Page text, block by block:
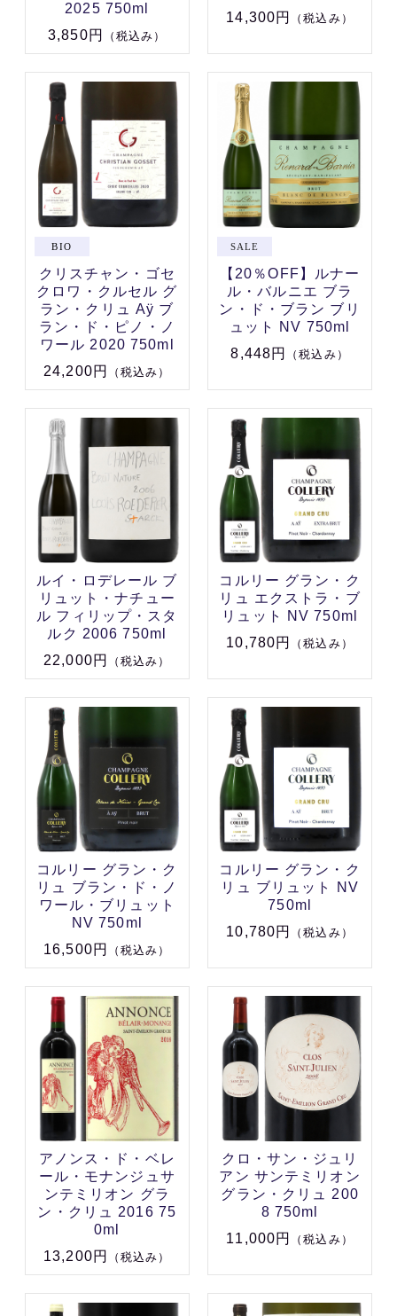
2025 750ml
3,850円
（税込み）
14,300円
（税込み）
クリスチャン・ゴセ
クロワ・クルセル グ
ラン・クリュ Aÿ ブ
ラン・ド・ピノ・ノ
ワール 2020 750ml
24,200円
（税込み）
【20％OFF】ルナー
ル・バルニエ ブラ
ン・ド・ブラン ブリ
ュット NV 750ml
8,448円
（税込み）
ルイ・ロデレール ブ
リュット・ナチュー
ル フィリップ・スタ
ルク 2006 750ml
22,000円
（税込み）
コルリー グラン・ク
リュ エクストラ・ブ
リュット NV 750ml
10,780円
（税込み）
コルリー グラン・ク
リュ ブラン・ド・ノ
ワール・ブリュット
NV 750ml
16,500円
（税込み）
コルリー グラン・ク
リュ ブリュット NV
750ml
10,780円
（税込み）
アノンス・ド・ベレ
ール・モナンジュサ
ンテミリオン グラ
ン・クリュ 2016 75
0ml
13,200円
（税込み）
クロ・サン・ジュリ
アン サンテミリオン
グラン・クリュ 200
8 750ml
11,000円
（税込み）